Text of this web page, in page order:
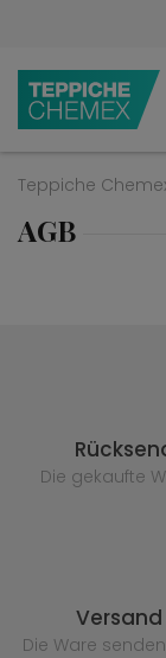
Teppiche
AGB
Die gekaufte
Die Ware